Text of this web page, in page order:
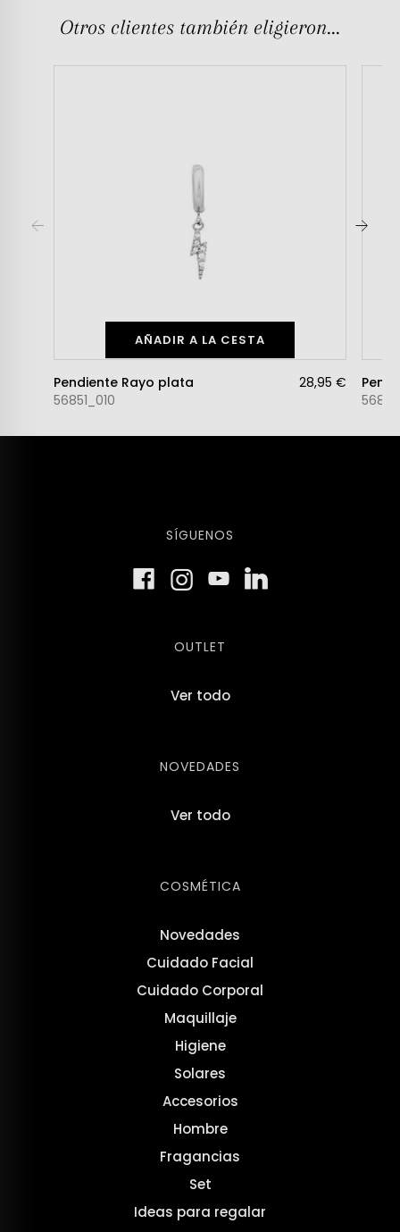
Otros clientes también eligieron...
AÑADIR A LA CESTA
Pendiente Rayo plata
56851_010
28,95 €
SÍGUENOS
OUTLET
Ver todo
NOVEDADES
Ver todo
COSMÉTICA
Novedades
Cuidado Facial
Cuidado Corporal
Maquillaje
Higiene
Solares
Accesorios
Hombre
Fragancias
Set
Ideas para regalar